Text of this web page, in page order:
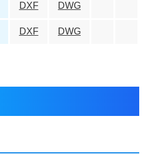
DXF DWG
DXF DWG